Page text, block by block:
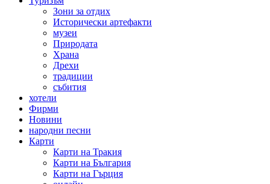
Зони за отдих
Исторически артефакти
музеи
Природата
Храна
Дрехи
традиции
събития
хотели
Фирми
Новини
народни песни
Карти
Карти на Тракия
Карти на България
Карти на Гърция